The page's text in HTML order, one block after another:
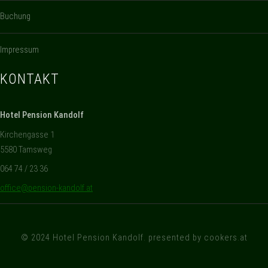
Buchung
Impressum
KONTAKT
Hotel Pension Kandolf
Kirchengasse 1
5580 Tamsweg
064 74 / 23 36
office@pension-kandolf.at
© 2024 Hotel Pension Kandolf. presented by cookers.at